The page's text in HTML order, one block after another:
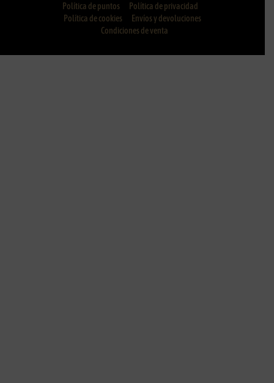
Política de puntos
Política de privacidad
Política de cookies
Envíos y devoluciones
Condiciones de venta